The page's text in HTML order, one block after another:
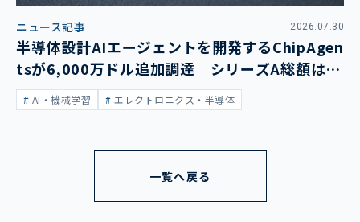
ニュース記事 2026.07.30
半導体設計AIエージェントを開発するChipAgen
tsが6,000万ドル追加調達 シリーズA総額は1
億3,400万ドルに
AI・機械学習 エレクトロニクス・半導体
一覧へ戻る